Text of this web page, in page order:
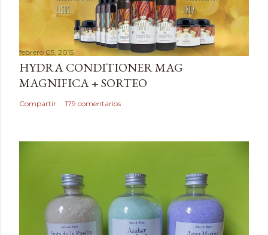
a
r
u
n
c
febrero 05, 2015
HYDRA CONDITIONER MAG
MAGNIFICA + SORTEO
Compartir 179 comentarios